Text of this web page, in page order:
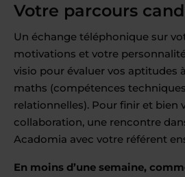
Votre parcours
Un échange téléphonique sur
motivations et votre
visio pour évaluer vos aptitudes
maths (compétences
relationnelles). Pour finir et bien
collaboration, une rencontre
Acadomia avec votre référent
En moins d’une semaine,